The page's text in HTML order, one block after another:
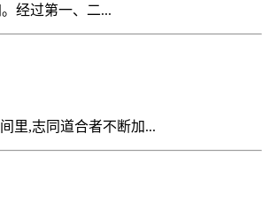
经过第一、二...
里,志同道合者不断加...